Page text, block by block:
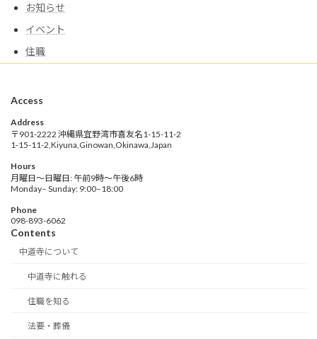
お知らせ
イベント
住職
Access
Address
〒901-2222 沖縄県宜野湾市喜友名1-15-11-2
1-15-11-2,Kiyuna,Ginowan,Okinawa,Japan
Hours
月曜日～日曜日: 午前9時～午後6時
Monday– Sunday: 9:00–18:00
Phone
098-893-6062
Contents
中道寺について
中道寺に触れる
住職を知る
法要・葬儀